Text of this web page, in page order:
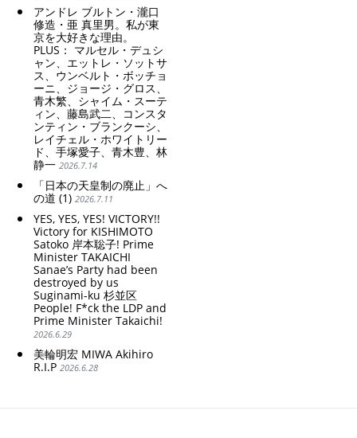
アンドレ ブルトン・瀧口
修造・亜 真里男。私が東
京を大好きな理由。
PLUS： マルセル・デュシ
ャン、エットレ・ソットサ
ス、ウンベルト・ボッチョ
ーニ、ジョージ・グロス、
青木繁、シャイム・スーテ
ィン、藤島武二、コンスタ
ンティン・ブランクーシ、
レイチェル・ホワイトリー
ド、手塚愛子、青木豊、林
静一 2026.7.14
「日本の天皇制の廃止」へ
の道 (1) 2026.7.11
YES, YES, YES! VICTORY!!
Victory for KISHIMOTO
Satoko 岸本聡子! Prime
Minister TAKAICHI
Sanae’s Party had been
destroyed by us
Suginami-ku 杉並区
People! F*ck the LDP and
Prime Minister Takaichi!
2026.6.29
美輪明宏 MIWA Akihiro
R.I.P 2026.6.28